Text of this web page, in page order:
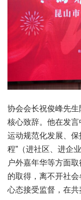
协会会长祝俊峰先生
核心致辞。他在发
运动规范化发展、保
程”（进社区、进企
户外嘉年华等方面
的取得，离不开社
心态接受监督，在共